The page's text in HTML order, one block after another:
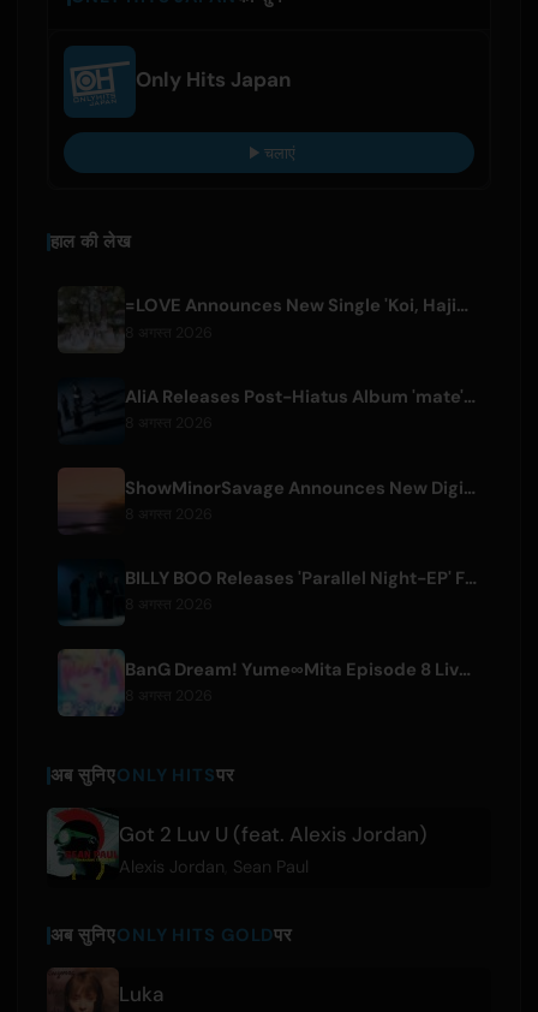
Only Hits Japan
चलाएं
हाल की लेख
=LOVE Announces New Single 'Koi, Hajimemashita.' and Tokyo Dome Concerts
AliA Releases Post-Hiatus Album 'mate', Announces Tokyo Live
ShowMinorSavage Announces New Digital Single 'Gradation'
BILLY BOO Releases 'Parallel Night-EP' Featuring TV Drama Theme Song
BanG Dream! Yume∞Mita Episode 8 Live Clip Released
अब सुनिएONLY HITSपर
Got 2 Luv U (feat. Alexis Jordan)
Alexis Jordan Sean Paul
अब सुनिएONLY HITS GOLDपर
Luka